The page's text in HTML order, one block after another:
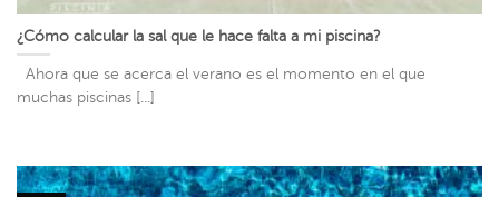
¿Cómo calcular la sal que le hace falta a mi piscina?
Ahora que se acerca el verano es el momento en el que
muchas piscinas [...]